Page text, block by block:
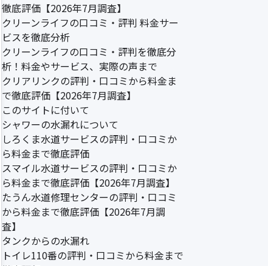
徹底評価【2026年7月調査】
クリーンライフの口コミ・評判 料金サー
ビスを徹底分析
クリーンライフの口コミ・評判を徹底分
析！料金やサービス、実際の声まで
クリアリンクの評判・口コミから料金ま
で徹底評価【2026年7月調査】
このサイトに付いて
シャワーの水漏れについて
しろくま水道サービスの評判・口コミか
ら料金まで徹底評価
スマイル水道サービスの評判・口コミか
ら料金まで徹底評価【2026年7月調査】
たうん水道修理センターの評判・口コミ
から料金まで徹底評価【2026年7月調
査】
タンクからの水漏れ
トイレ110番の評判・口コミから料金まで